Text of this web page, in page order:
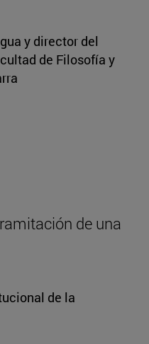
y director del
de Filosofía y
de una
de la